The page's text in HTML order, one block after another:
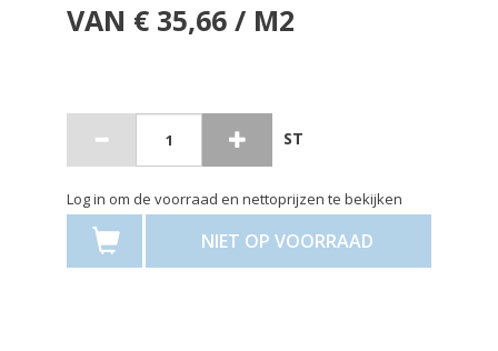
VAN € 35,66 / M2
ST
Log in om de voorraad en nettoprijzen te bekijken
NIET OP VOORRAAD